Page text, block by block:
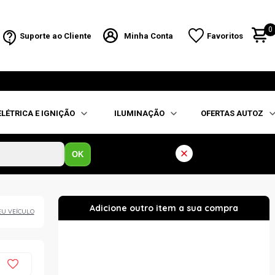
Suporte ao Cliente Minha Conta Favoritos
0
E IGNIÇÃO ILUMINAÇÃO OFERTAS AUTOZ
OK
VEÍCULO